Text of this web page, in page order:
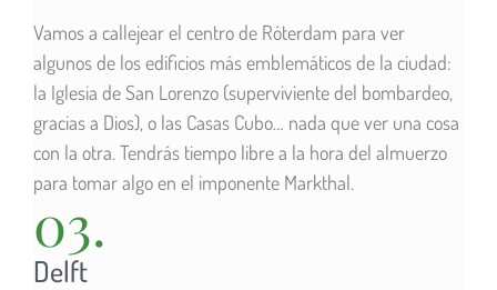
Vamos a callejear el centro de Róterdam para ver
algunos de los edificios más emblemáticos de la ciudad:
la Iglesia de San Lorenzo (superviviente del bombardeo,
gracias a Dios), o las Casas Cubo… nada que ver una cosa
con la otra. Tendrás tiempo libre a la hora del almuerzo
para tomar algo en el imponente Markthal.
03.
Delft